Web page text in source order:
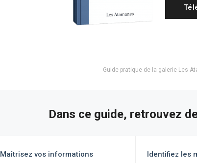
Guide pratique de la galerie Les
Dans ce guide, retrouvez
Maîtrisez vos informations Identifiez les